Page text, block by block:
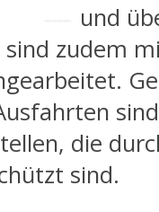
und
sind zudem
die
sind.